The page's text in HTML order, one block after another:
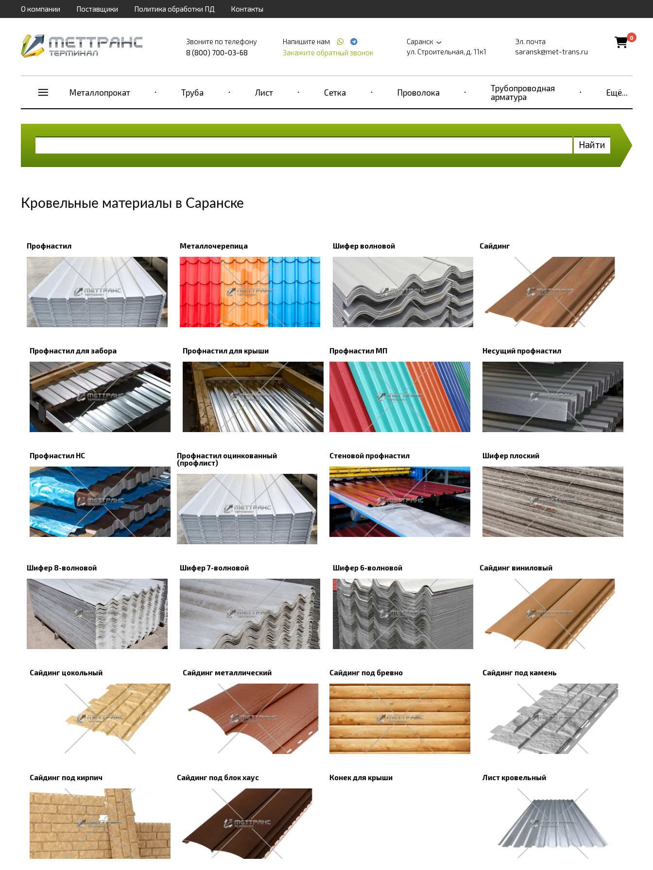
О компании Поставщики Политика обработки ПД Контакты
Звоните по телефону
8 (800) 700-03-68
Напишите нам
Закажите обратный звонок
Саранск
ул. Строительная, д. 11к1
Эл. почта
saransk@met-trans.ru
0
Металлопрокат Труба Лист Сетка Проволока
Трубопроводная
арматура
Ещё...
Найти
Кровельные материалы в Саранске
Профнастил Металлочерепица Шифер волновой Сайдинг
Профнастил для забора Профнастил для крыши Профнастил МП Несущий профнастил
Профнастил НС
Профнастил оцинкованный
(профлист)
Стеновой профнастил Шифер плоский
Шифер 8-волновой Шифер 7-волновой Шифер 6-волновой Сайдинг виниловый
Сайдинг цокольный Сайдинг металлический Сайдинг под бревно Сайдинг под камень
Сайдинг под кирпич Сайдинг под блок хаус Конек для крыши Лист кровельный